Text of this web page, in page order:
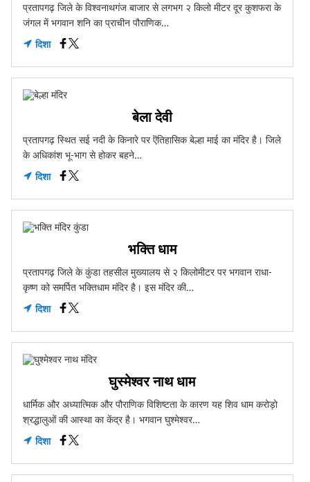
प्रतापगढ़ जिले के विश्वनाथगंज बाजार से लगभग २ किलो मीटर दूर कुशफरा के
जंगल में भगवान शनि का प्राचीन पौराणिक…
दिशा
बेला देवी
प्रतापगढ़ स्थित सई नदी के किनारे पर ऎतिहासिक बेल्हा माई का मंदिर है। जिले
के अधिकांश भू-भाग से होकर बहने…
दिशा
भक्ति धाम
प्रतापगढ़ जिले के कुंडा तहसील मुख्यालय से २ किलोमीटर पर भगवान राधा-
कृष्ण को समर्पित भक्तिधाम मंदिर है। इस मंदिर की…
दिशा
घुस्मेश्वर नाथ धाम
धार्मिक और अध्यात्मिक और पौराणिक विशिष्टता के कारण यह शिव धाम करोड़ो
श्रद्धालुओं की आस्था का केंद्र है। भगवान घुश्मेश्वर…
दिशा